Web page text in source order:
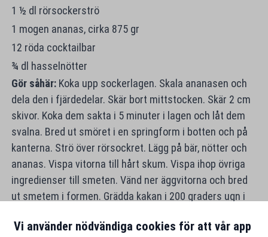
1 ½ dl rörsockerströ
1 mogen ananas, cirka 875 gr
12 röda cocktailbar
¾ dl hasselnötter
Gör såhär:Koka upp sockerlagen. Skala ananasen och
dela den i fjärdedelar. Skär bort mittstocken. Skär 2 cm
skivor. Koka dem sakta i 5 minuter i lagen och låt dem
svalna. Bred ut smöret i en springform i botten och på
kanterna. Strö över rörsockret. Lägg på bär, nötter och
ananas. Vispa vitorna till hårt skum. Vispa ihop övriga
ingredienser till smeten. Vänd ner äggvitorna och bred
ut smetem i formen. Grädda kakan i 200 graders ugn i
stjälps upp.
Vi använder nödvändiga cookies för att vår app